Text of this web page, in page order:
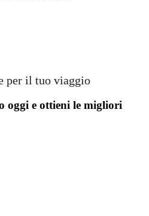
per il tuo viaggio
oggi e ottieni le migliori